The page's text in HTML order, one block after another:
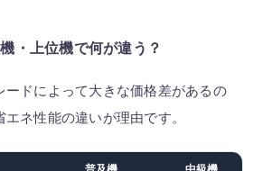
・上位機で何が違う？
ードによって大きな価格差があるの
ネ性能の違いが理由です。